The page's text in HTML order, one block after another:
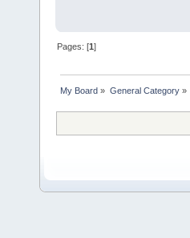
Pages: [1]
My Board » General Category»